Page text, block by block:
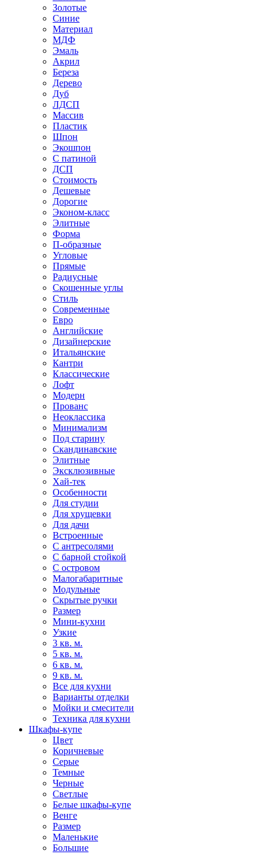
Золотые
Синие
Материал
МДФ
Эмаль
Акрил
Береза
Дерево
Дуб
ЛДСП
Массив
Пластик
Шпон
Экошпон
С патиной
ДСП
Стоимость
Дешевые
Дорогие
Эконом-класс
Элитные
Форма
П-образные
Угловые
Прямые
Радиусные
Скошенные углы
Стиль
Современные
Евро
Английские
Дизайнерские
Итальянские
Кантри
Классические
Лофт
Модерн
Прованс
Неоклассика
Минимализм
Под старину
Скандинавские
Элитные
Эксклюзивные
Хай-тек
Особенности
Для студии
Для хрущевки
Для дачи
Встроенные
С антресолями
С барной стойкой
С островом
Малогабаритные
Модульные
Скрытые ручки
Размер
Мини-кухни
Узкие
3 кв. м.
5 кв. м.
6 кв. м.
9 кв. м.
Все для кухни
Варианты отделки
Мойки и смесители
Техника для кухни
Шкафы-купе
Цвет
Коричневые
Серые
Темные
Черные
Светлые
Белые шкафы-купе
Венге
Размер
Маленькие
Большие